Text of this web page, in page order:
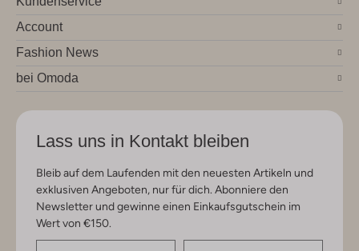
Account
Fashion News
bei Omoda
Lass uns in Kontakt bleiben
Bleib auf dem Laufenden mit den neuesten Artikeln und
exklusiven Angeboten, nur für dich. Abonniere den
Newsletter und gewinne einen Einkaufsgutschein im
Wert von €150.